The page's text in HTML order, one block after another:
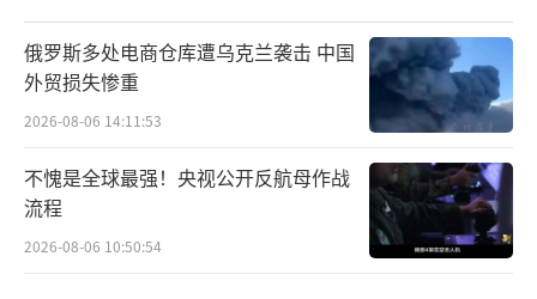
俄罗斯多处电商仓库遭乌克兰袭击 中国
外贸损失惨重
2026-08-06 14:11:53
不愧是全球最强！央视公开反航母作战
流程
2026-08-06 10:50:54